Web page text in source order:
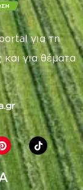
για τη
για θέματα